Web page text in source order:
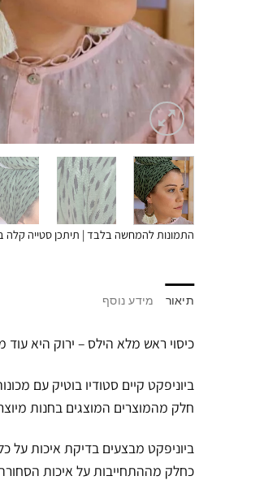
התמונות להמחשה בלבד | תיתכן סטייה קלה
תיאור מידע נוסף
כיסוי ראש מלא הילס – ירוק היא
ביוניפקט קיים סטודיו בוטיק עם
חלק מהמוצרים המוצגים בחנות
ביוניפקט מבצעים בדיקת איכות על
כחלק מההתחייבות על איכות